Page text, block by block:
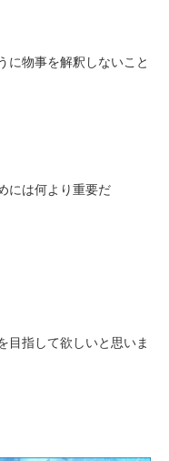
に物事を解釈しないこと
には何より重要だ
目指して欲しいと思いま